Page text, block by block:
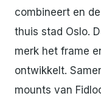
combineert en
thuis stad Oslo.
merk het frame
ontwikkelt.
mounts van